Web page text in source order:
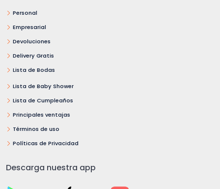
Personal
Empresarial
Devoluciones
Delivery Gratis
Lista de Bodas
Lista de Baby Shower
Lista de Cumpleaños
Principales ventajas
Términos de uso
Políticas de Privacidad
Descarga nuestra app